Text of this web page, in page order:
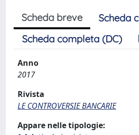
Scheda breve
Scheda
Scheda completa (DC)
Anno
2017
Rivista
LE CONTROVERSIE BANCARIE
Appare nelle tipologie: